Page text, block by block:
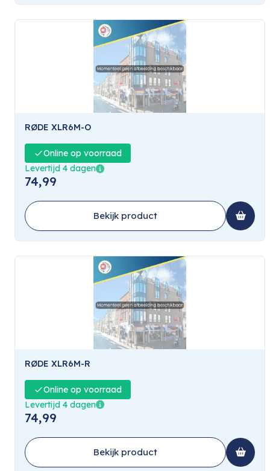
RØDE XLR6M-O
Online op voorraad
Levertijd 4 dagen
74,99
Bekijk product
RØDE XLR6M-R
Online op voorraad
Levertijd 4 dagen
74,99
Bekijk product